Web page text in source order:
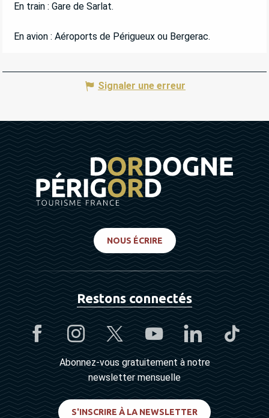
En train : Gare de Sarlat.
En avion : Aéroports de Périgueux ou Bergerac.
Signaler une erreur
NOUS ÉCRIRE
Restons connectés
Abonnez-vous gratuitement à notre
newsletter mensuelle
S'INSCRIRE À LA NEWSLETTER